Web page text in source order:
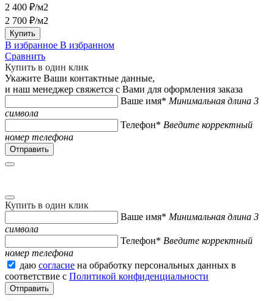
2 400 ₽/м2
2 700 ₽/м2
Купить
В избранное В избранном
Сравнить
Купить в один клик
Укажите Ваши контактные данные,
и наш менеджер свяжется с Вами для оформления заказа
Ваше имя* Минимальная длина 3
символа
Телефон* Введите корректный
номер телефона
Купить в один клик
Ваше имя* Минимальная длина 3
символа
Телефон* Введите корректный
номер телефона
даю согласие на обработку персональных данных в
соответствие с Политикой конфиденциальности